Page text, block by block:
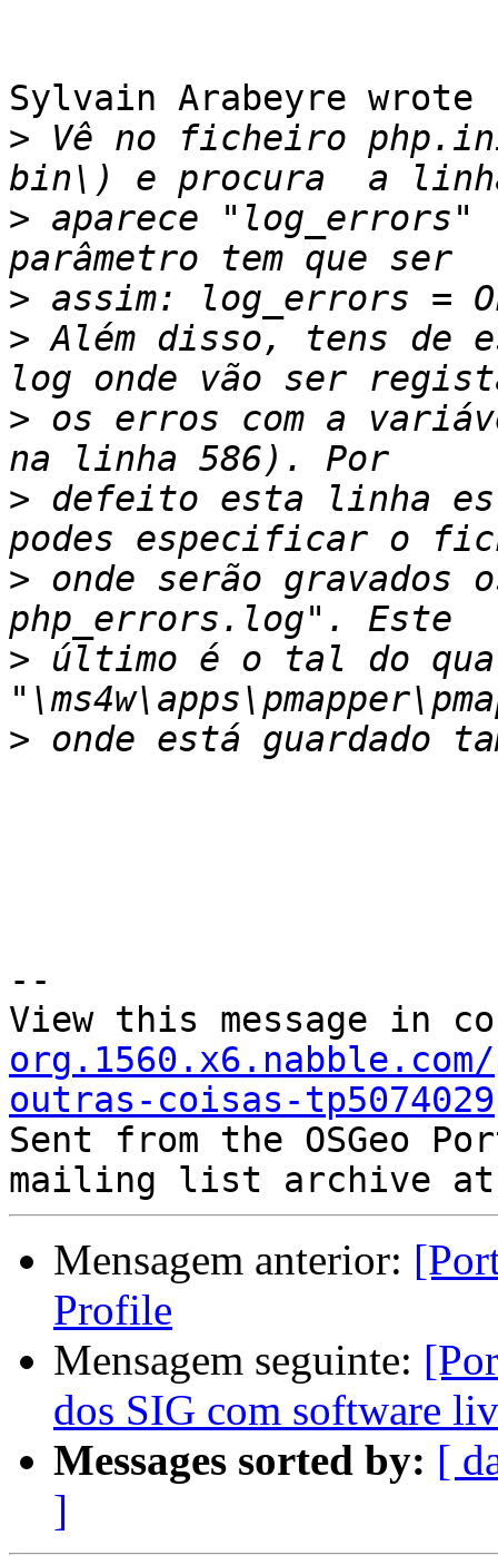
Sylvain Arabeyre wrote
> Vê no ficheiro
> aparece
>
> Além disso, tens de
> os erros com a
> defeito esta linha
> onde serão
> último é o tal do
>
--
View this message in
outras-coisas-
Sent from the OSGeo
Mensagem anterior:
Profile
Mensagem seguinte:
dos SIG com software
Messages sorted by: [
]